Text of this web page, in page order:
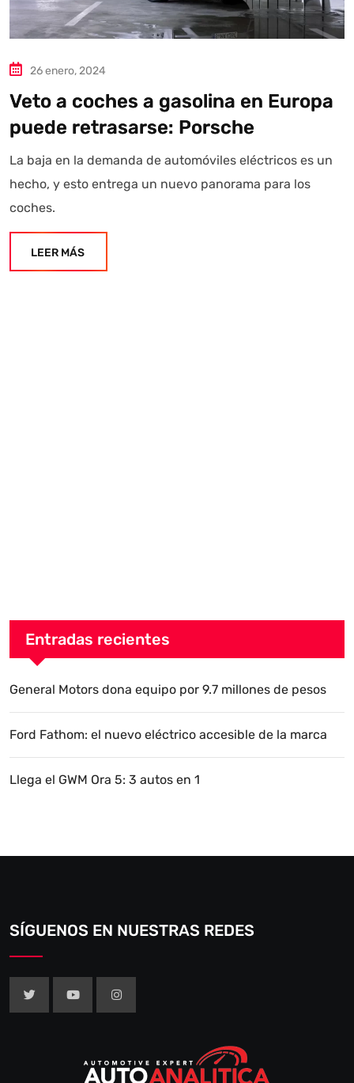
26 enero, 2024
Veto a coches a gasolina en Europa
puede retrasarse: Porsche
La baja en la demanda de automóviles eléctricos es un
hecho, y esto entrega un nuevo panorama para los
coches.
LEER MÁS
Entradas recientes
General Motors dona equipo por 9.7 millones de pesos
Ford Fathom: el nuevo eléctrico accesible de la marca
Llega el GWM Ora 5: 3 autos en 1
SÍGUENOS EN NUESTRAS REDES